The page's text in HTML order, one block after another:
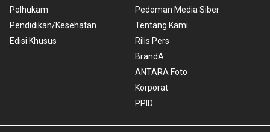
Polhukam
Pendidikan/Kesehatan
Edisi Khusus
Pedoman Media Siber
Tentang Kami
Rilis Pers
BrandA
ANTARA Foto
Korporat
PPID